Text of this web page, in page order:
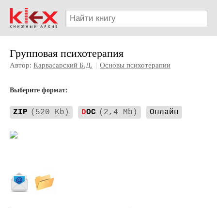
Групповая психотерапия
Автор: Карвасарский Б.Д. | Основы психотерапии
Выберите формат:
ZIP (520 Kb) DOC (2,4 Mb) Онлайн